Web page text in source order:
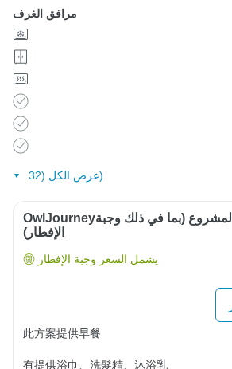
مرافق الغرف
عرض الكل (32)
OwlJourneyالمشروع (بما في ذلك وجبة
الإفطار)
يشمل السعر وجبة الإفطار
此方案提供早餐
有提供浴巾、洗髮精、沐浴乳